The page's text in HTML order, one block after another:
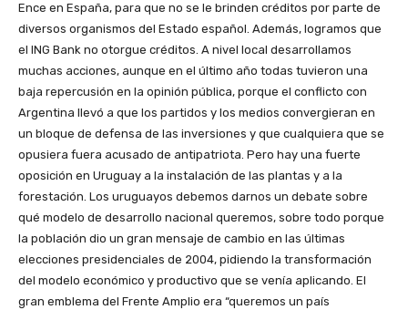
Ence en España, para que no se le brinden créditos por parte de
diversos organismos del Estado español. Además, logramos que
el ING Bank no otorgue créditos. A nivel local desarrollamos
muchas acciones, aunque en el último año todas tuvieron una
baja repercusión en la opinión pública, porque el conflicto con
Argentina llevó a que los partidos y los medios convergieran en
un bloque de defensa de las inversiones y que cualquiera que se
opusiera fuera acusado de antipatriota. Pero hay una fuerte
oposición en Uruguay a la instalación de las plantas y a la
forestación. Los uruguayos debemos darnos un debate sobre
qué modelo de desarrollo nacional queremos, sobre todo porque
la población dio un gran mensaje de cambio en las últimas
elecciones presidenciales de 2004, pidiendo la transformación
del modelo económico y productivo que se venía aplicando. El
gran emblema del Frente Amplio era “queremos un país